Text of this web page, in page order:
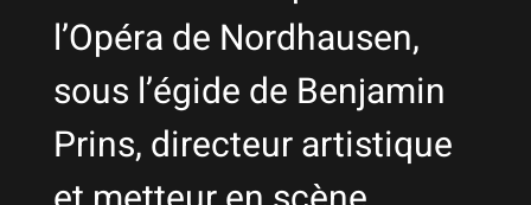
l’Opéra de Nordhausen,
sous l’égide de Benjamin
Prins, directeur artistique